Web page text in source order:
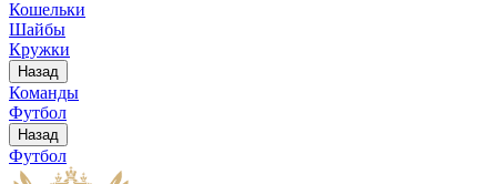
Кошельки
Шайбы
Кружки
Назад
Команды
Футбол
Назад
Футбол